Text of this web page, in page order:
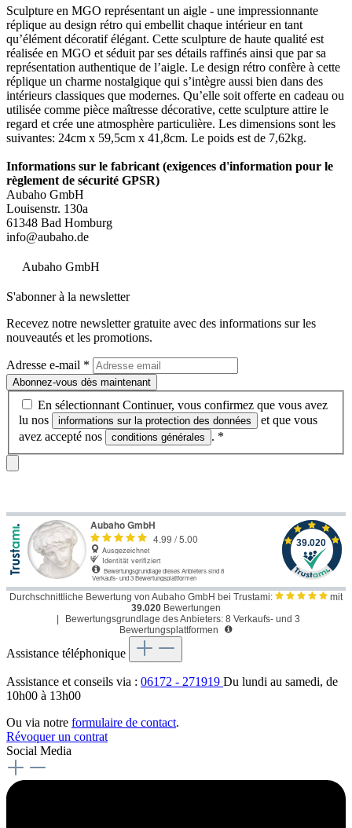
Sculpture en MGO représentant un aigle - une impressionnante
réplique au design rétro qui embellit chaque intérieur en tant
qu’élément décoratif élégant. Cette sculpture de haute qualité est
réalisée en MGO et séduit par ses détails raffinés ainsi que par sa
représentation authentique de l’aigle. Le design rétro confère à cette
réplique un charme nostalgique qui s’intègre aussi bien dans des
intérieurs classiques que modernes. Qu’elle soit offerte en cadeau ou
utilisée comme pièce maîtresse décorative, cette sculpture attire le
regard et crée une atmosphère particulière. Les dimensions sont les
suivantes: 24cm x 59,5cm x 41,8cm. Le poids est de 7,62kg.
Informations sur le fabricant (exigences d'information pour le
règlement de sécurité GPSR)
Aubaho GmbH
Louisenstr. 130a
61348 Bad Homburg
info@aubaho.de
Aubaho GmbH
S'abonner à la newsletter
Recevez notre newsletter gratuite avec des informations sur les
nouveautés et les promotions.
Adresse e-mail *
Abonnez-vous dès maintenant
En sélectionnant Continuer, vous confirmez que vous avez
lu nos
informations sur la protection des données
et que vous
avez accepté nos
conditions générales . *
Durchschnittliche Bewertung von Aubaho GmbH bei Trustami:
mit
39.020 Bewertungen
|
Bewertungsgrundlage des Anbieters: 8 Verkaufs- und 3
Bewertungsplattformen
Assistance téléphonique
Assistance et conseils via : 06172 - 271919 Du lundi au samedi, de
10h00 à 13h00
Ou via notre formulaire de contact.
Révoquer un contrat
Social Media